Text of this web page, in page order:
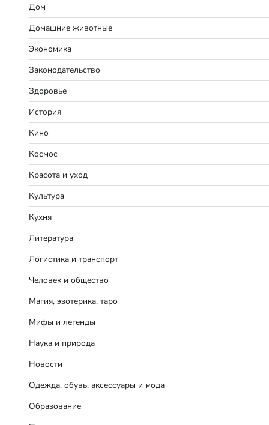
Дом
Домашние животные
Экономика
Законодательство
Здоровье
История
Кино
Космос
Красота и уход
Культура
Кухня
Литература
Логистика и транспорт
Человек и общество
Магия, эзотерика, таро
Мифы и легенды
Наука и природа
Новости
Одежда, обувь, аксессуары и мода
Образование